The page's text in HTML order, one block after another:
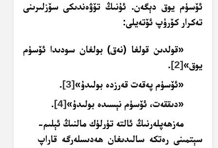
ئۆسۈم يوق دېگەن. ئۇنىڭ تۆۋەندىكى سۆزلىرىنى
تەكرار كۆرۈپ ئۆتەيلى:
«قولدىن قولغا (نەق) بولغان سودىدا ئۆسۈم
يوق»[2]
.
«ئۆسۈم پەقەت قەرزدە بولىدۇ»[3]
.
«دىققەت، ئۆسۈم نېسىدە بولىدۇ»[4]
.
مەزھەپلەرنىڭ ئالتە تۈرلۈك مالنىڭ ئېلىم-
سېتمىنى رەتكە سالىدىغان ھەدىسلەرگە قاراپ